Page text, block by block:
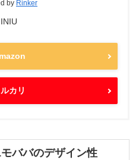
by Rinker
INIU
カリ
ババのデザイン性